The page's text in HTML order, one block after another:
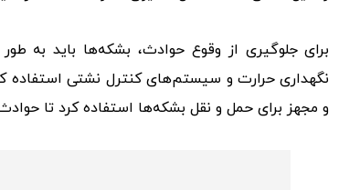
برای جلوگیری از وقوع حوادث، بشکه‌ها باید به
نگهداری حرارت و سیستم‌های کنترل نشتی استفاده
و مجهز برای حمل و نقل بشکه‌ها استفاده کرد تا